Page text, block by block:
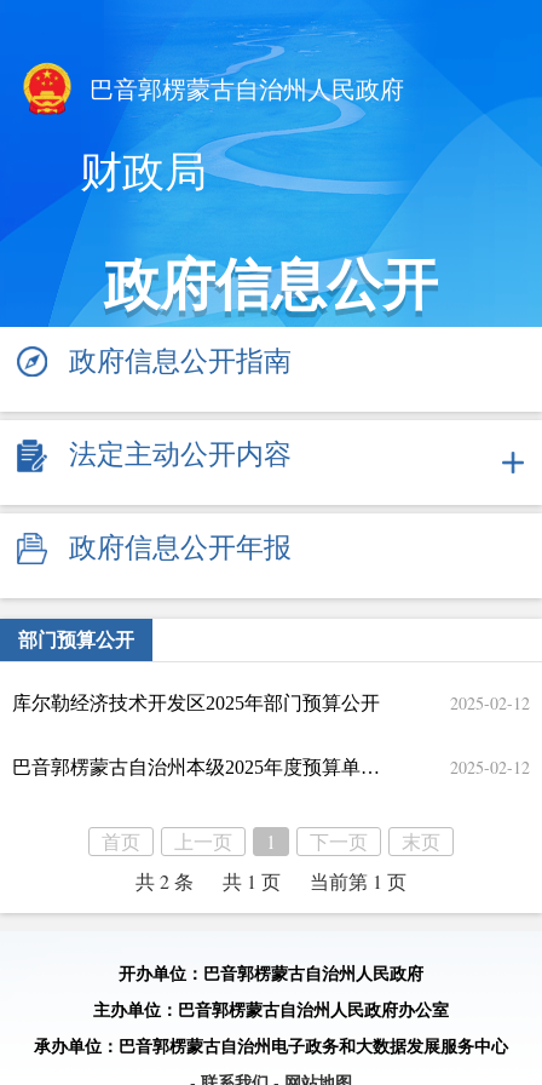
巴音郭楞蒙古自治州人民政府
财政局
政府信息公开
政府信息公开指南
法定主动公开内容
政府信息公开年报
部门预算公开
库尔勒经济技术开发区2025年部门预算公开 2025-02-12
巴音郭楞蒙古自治州本级2025年度预算单位部门预算公开 2025-02-12
首页 上一页 1 下一页
末页
共 2 条
共 1 页 当前第 1 页
开办单位：巴音郭楞蒙古自治州人民政府
主办单位：巴音郭楞蒙古自治州人民政府办公室
承办单位：巴音郭楞蒙古自治州电子政务和大数据发展服务中心